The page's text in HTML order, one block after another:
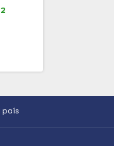
país